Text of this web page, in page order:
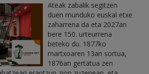
Ateak zabalik segitzen
duen munduko euskal etxe
zaharrena da eta 2027an
bere 150. urteurrena
beteko du. 1877ko
martxoaren 13an sortua,
1876an gertatua zen